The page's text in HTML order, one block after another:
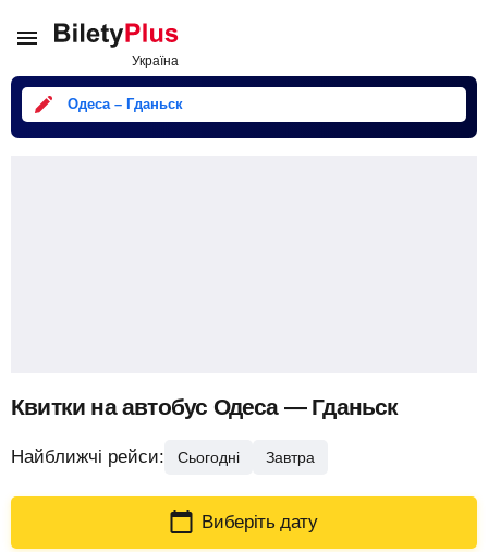
Одеса – Гданьск
Квитки на автобус Одеса — Гданьск
Найближчі рейси: Сьогодні Завтра
Виберіть дату